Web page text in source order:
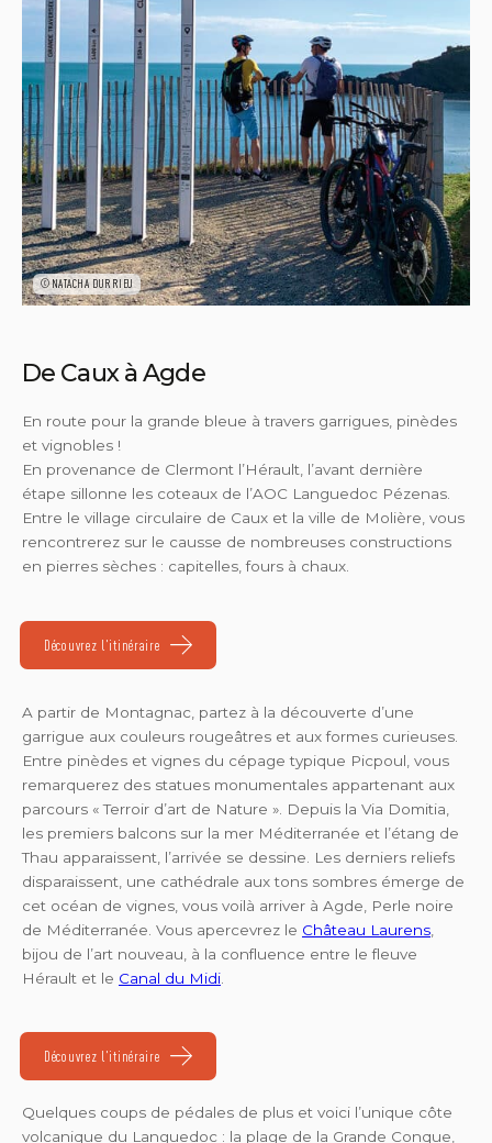
©NATACHA DURRIEU
De Caux à Agde
En route pour la grande bleue à travers garrigues, pinèdes
et vignobles !
En provenance de Clermont l’Hérault, l’avant dernière
étape sillonne les coteaux de l’AOC Languedoc Pézenas.
Entre le village circulaire de Caux et la ville de Molière, vous
rencontrerez sur le causse de nombreuses constructions
en pierres sèches : capitelles, fours à chaux.
Découvrez l'itinéraire
A partir de Montagnac, partez à la découverte d’une
garrigue aux couleurs rougeâtres et aux formes curieuses.
Entre pinèdes et vignes du cépage typique Picpoul, vous
remarquerez des statues monumentales appartenant aux
parcours « Terroir d’art de Nature ». Depuis la Via Domitia,
les premiers balcons sur la mer Méditerranée et l’étang de
Thau apparaissent, l’arrivée se dessine. Les derniers reliefs
disparaissent, une cathédrale aux tons sombres émerge de
cet océan de vignes, vous voilà arriver à Agde, Perle noire
de Méditerranée. Vous apercevrez le Château Laurens
bijou de l’art nouveau, à la confluence entre le fleuve
Hérault et le Canal du Midi
Découvrez l'itinéraire
Quelques coups de pédales de plus et voici l’unique côte
volcanique du Languedoc : la plage de la Grande Conque,